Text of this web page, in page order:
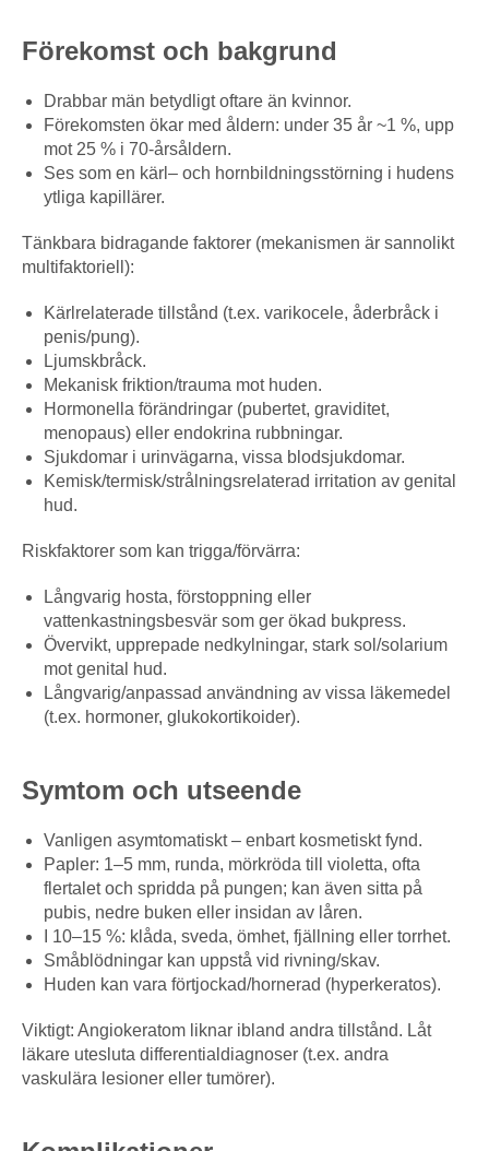
Förekomst och bakgrund
Drabbar män betydligt oftare än kvinnor.
Förekomsten ökar med åldern: under 35 år ~1 %, upp
mot 25 % i 70-årsåldern.
Ses som en kärl– och hornbildningsstörning i hudens
ytliga kapillärer.
Tänkbara bidragande faktorer (mekanismen är sannolikt
multifaktoriell):
Kärlrelaterade tillstånd (t.ex. varikocele, åderbråck i
penis/pung).
Ljumskbråck.
Mekanisk friktion/trauma mot huden.
Hormonella förändringar (pubertet, graviditet,
menopaus) eller endokrina rubbningar.
Sjukdomar i urinvägarna, vissa blodsjukdomar.
Kemisk/termisk/strålningsrelaterad irritation av genital
hud.
Riskfaktorer som kan trigga/förvärra:
Långvarig hosta, förstoppning eller
vattenkastningsbesvär som ger ökad bukpress.
Övervikt, upprepade nedkylningar, stark sol/solarium
mot genital hud.
Långvarig/anpassad användning av vissa läkemedel
(t.ex. hormoner, glukokortikoider).
Symtom och utseende
Vanligen asymtomatiskt – enbart kosmetiskt fynd.
Papler: 1–5 mm, runda, mörkröda till violetta, ofta
flertalet och spridda på pungen; kan även sitta på
pubis, nedre buken eller insidan av låren.
I 10–15 %: klåda, sveda, ömhet, fjällning eller torrhet.
Småblödningar kan uppstå vid rivning/skav.
Huden kan vara förtjockad/hornerad (hyperkeratos).
Viktigt: Angiokeratom liknar ibland andra tillstånd. Låt
läkare utesluta differentialdiagnoser (t.ex. andra
vaskulära lesioner eller tumörer).